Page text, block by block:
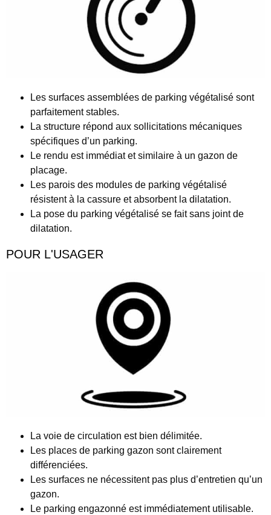
Les surfaces assemblées de parking végétalisé sont
parfaitement stables.
La structure répond aux sollicitations mécaniques
spécifiques d’un parking.
Le rendu est immédiat et similaire à un gazon de
placage.
Les parois des modules de parking végétalisé
résistent à la cassure et absorbent la dilatation.
La pose du parking végétalisé se fait sans joint de
dilatation.
POUR L'USAGER
La voie de circulation est bien délimitée.
Les places de parking gazon sont clairement
différenciées.
Les surfaces ne nécessitent pas plus d’entretien qu’un
gazon.
Le parking engazonné est immédiatement utilisable.